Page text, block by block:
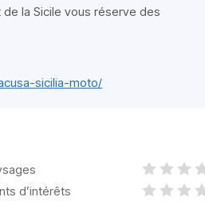
la Sicile vous réserve des
sicilia-moto/
d’intérêts